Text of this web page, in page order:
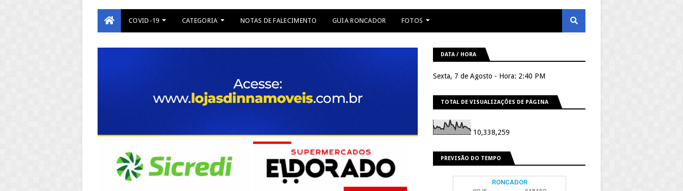
COVID-19 CATEGORIA NOTAS DE FALECIMENTO GUIA RONCADOR FOTOS
DATA / HORA
Sexta, 7 de Agosto - Hora: 2:40 PM
TOTAL DE VISUALIZAÇÕES DE PÁGINA
10,338,259
PREVISÃO DO TEMPO